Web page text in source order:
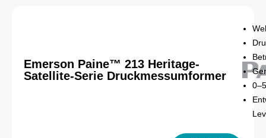
Emerson Paine™ 213 Heritage-
Satellite-Serie Druckmessumformer